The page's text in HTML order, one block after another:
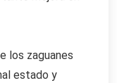
los zaguanes
estado y